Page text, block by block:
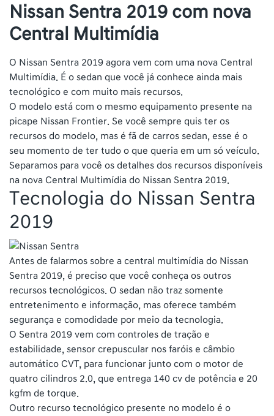
Nissan Sentra 2019 com nova
Central Multimídia
O Nissan Sentra 2019 agora vem com uma nova Central
Multimídia. É o sedan que você já conhece ainda mais
tecnológico e com muito mais recursos.
O modelo está com o mesmo equipamento presente na
picape Nissan Frontier. Se você sempre quis ter os
recursos do modelo, mas é fã de carros sedan, esse é o
seu momento de ter tudo o que queria em um só veículo.
Separamos para você os detalhes dos recursos disponíveis
na nova Central Multimídia do Nissan Sentra 2019.
Tecnologia do Nissan Sentra
2019
Antes de falarmos sobre a central multimídia do Nissan
Sentra 2019, é preciso que você conheça os outros
recursos tecnológicos. O sedan não traz somente
entretenimento e informação, mas oferece também
segurança e comodidade por meio da tecnologia.
O Sentra 2019 vem com controles de tração e
estabilidade, sensor crepuscular nos faróis e câmbio
automático CVT, para funcionar junto com o motor de
quatro cilindros 2.0, que entrega 140 cv de potência e 20
kgfm de torque.
Outro recurso tecnológico presente no modelo é o